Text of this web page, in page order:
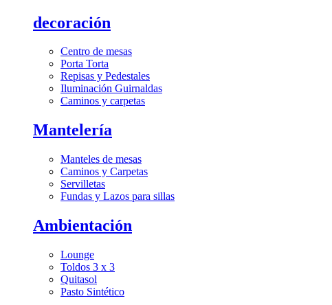
decoración
Centro de mesas
Porta Torta
Repisas y Pedestales
Iluminación Guirnaldas
Caminos y carpetas
Mantelería
Manteles de mesas
Caminos y Carpetas
Servilletas
Fundas y Lazos para sillas
Ambientación
Lounge
Toldos 3 x 3
Quitasol
Pasto Sintético